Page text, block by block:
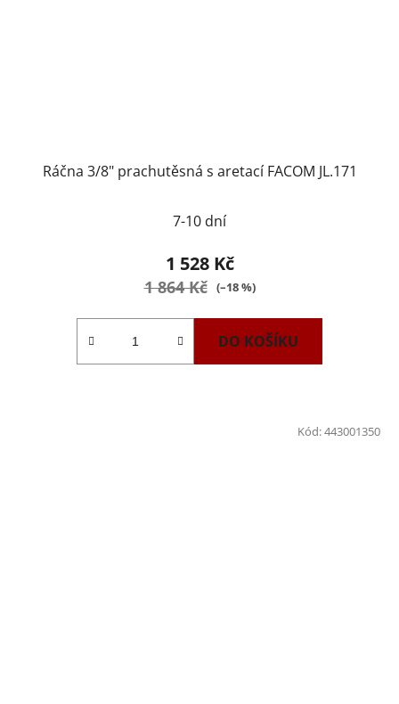
Ráčna 3/8" prachutěsná s aretací FACOM JL.171
7-10 dní
1 528 Kč
1 864 Kč (–18 %)
DO KOŠÍKU
Kód:443001350